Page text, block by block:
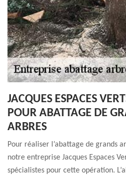
JACQUES ESPACES
POUR ABATTAGE DE
ARBRES
Pour réaliser l’abattage de grands
notre entreprise Jacques Espaces
spécialistes pour cette opération.